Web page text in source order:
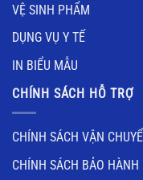
VỆ SINH PHẨM
DỤNG VỤ Y TẾ
IN BIỂU MẪU
CHÍNH SÁCH HỖ TRỢ
CHÍNH SÁCH VẬN
CHÍNH SÁCH BẢO HÀNH